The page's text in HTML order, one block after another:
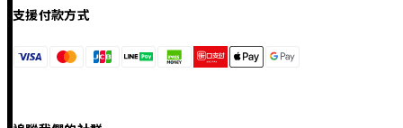
支援付款方式